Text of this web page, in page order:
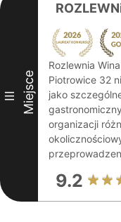
III Miejsce
Rozlewnia
Piotrowice 32
jako
organizacji
9.2